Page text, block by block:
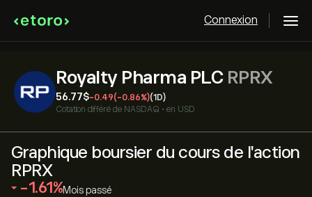
Connexion
Royalty Pharma PLC RPRX
56.77‎$‎-0.49(-0.86%)(1D)
Cotation différé de NASDAQ • en USD
Graphique boursier du cours de l'action
RPRX
‎-1.61‎ Mois passé